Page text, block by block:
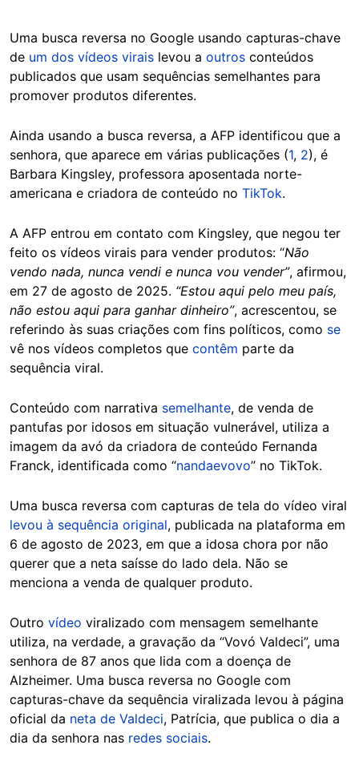
Uma busca reversa no Google usando capturas-chave
de um dos vídeos virais levou a outros conteúdos
publicados que usam sequências semelhantes para
promover produtos diferentes.
Ainda usando a busca reversa, a AFP identificou que a
senhora, que aparece em várias publicações (1, 2), é
Barbara Kingsley, professora aposentada norte-
americana e criadora de conteúdo no TikTok.
A AFP entrou em contato com Kingsley, que negou ter
feito os vídeos virais para vender produtos: “Não
vendo nada, nunca vendi e nunca vou vender”, afirmou,
em 27 de agosto de 2025. “Estou aqui pelo meu país,
não estou aqui para ganhar dinheiro”, acrescentou, se
referindo às suas criações com fins políticos, como se
vê nos vídeos completos que contêm parte da
sequência viral.
Conteúdo com narrativa semelhante, de venda de
pantufas por idosos em situação vulnerável, utiliza a
imagem da avó da criadora de conteúdo Fernanda
Franck, identificada como “nandaevovo” no TikTok.
Uma busca reversa com capturas de tela do vídeo viral
levou à sequência original, publicada na plataforma em
6 de agosto de 2023, em que a idosa chora por não
querer que a neta saísse do lado dela. Não se
menciona a venda de qualquer produto.
Outro vídeo viralizado com mensagem semelhante
utiliza, na verdade, a gravação da “Vovó Valdeci”, uma
senhora de 87 anos que lida com a doença de
Alzheimer. Uma busca reversa no Google com
capturas-chave da sequência viralizada levou à página
oficial da neta de Valdeci, Patrícia, que publica o dia a
dia da senhora nas redes sociais.